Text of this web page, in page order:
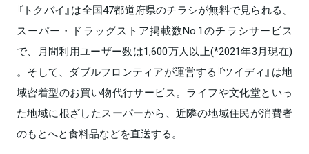
『トクバイ』は全国47都道府県のチラシが無料で見られる、
スーパー・ドラッグストア掲載数No.1のチラシサービス
で、月間利用ユーザー数は1,600万人以上(*2021年3月現在)
。そして、ダブルフロンティアが運営する『ツイディ』は地
域密着型のお買い物代行サービス。ライフや文化堂といっ
た地域に根ざしたスーパーから、近隣の地域住民が消費者
のもとへと食料品などを直送する。